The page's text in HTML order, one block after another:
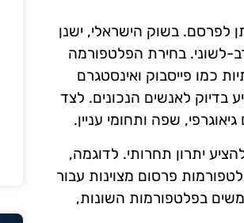
לפרסם. בשוק הישראלי, ישנן
לשוני. בחירת הפלטפורמה
כמו פייסבוק ואינסטגרם
בדיוק לאנשים הנכונים. לצד
שפה ותחומי עניין.
יתרון תחרותי. לדוגמה,
עשויים להוות פלטפורמות פרסום מצוינות עבור
בפלטפורמות השונות,